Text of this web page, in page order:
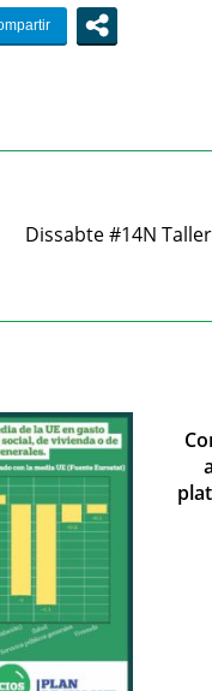
Dissabte #14N